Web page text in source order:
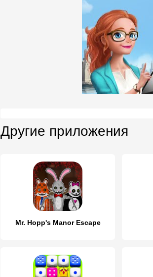
Другие приложения
Mr. Hopp's Manor Escape